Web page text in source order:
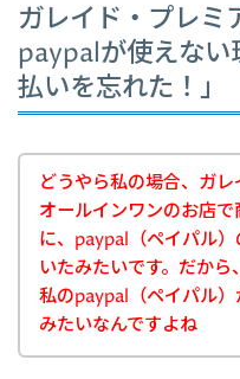
ガレイド・プレミ
paypalが使えな
払いを忘れた！」
どうやら私の場合、ガレ
オールインワンのお店
に、paypal（ペイパル
いたみたいです。だか
私のpaypal（ペイパル
みたいなんですよね